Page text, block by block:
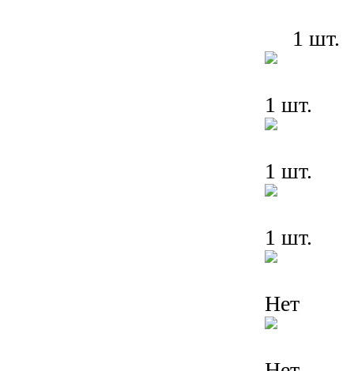
1 шт.
1 шт.
1 шт.
1 шт.
Нет